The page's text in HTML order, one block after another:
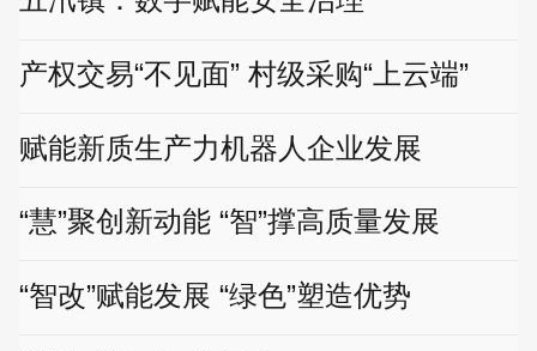
产权交易“不见面” 村级采购“上云端”
赋能新质生产力机器人企业发展
“慧”聚创新动能 “智”撑高质量发展
“智改”赋能发展 “绿色”塑造优势